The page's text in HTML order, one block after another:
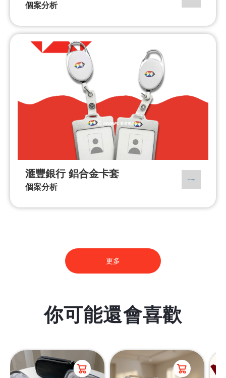
個案分析
滙豐銀行 鋁合金卡套
個案分析
更多
你可能還會喜歡